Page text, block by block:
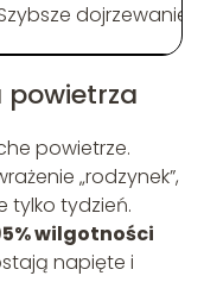
powietrze.
„rodzynek”,
tylko tydzień.
wilgotności
napięte i